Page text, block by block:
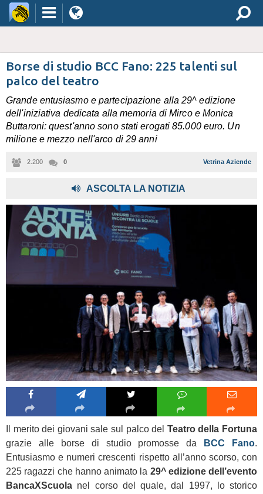
Borse di studio BCC Fano: 225 talenti sul
palco del teatro
Grande entusiasmo e partecipazione alla 29^ edizione
dell'iniziativa dedicata alla memoria di Mirco e Monica
Buttaroni: quest'anno sono stati erogati 85.000 euro. Un
milione e mezzo nell'arco di 29 anni
2.200 0 Vetrina Aziende
ASCOLTA LA NOTIZIA
Il merito dei giovani sale sul palco del Teatro della Fortuna
grazie alle borse di studio promosse da
BCC Fano.
Entusiasmo e numeri crescenti rispetto all’anno scorso, con
225 ragazzi che hanno animato la 29^ edizione dell’evento
BancaXScuola nel corso del quale, dal 1997, lo storico